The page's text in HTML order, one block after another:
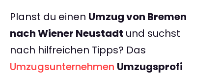
Planst du einen Umzug von Bremen
nach Wiener Neustadt und suchst
nach hilfreichen Tipps? Das
Umzugsunternehmen Umzugsprofi